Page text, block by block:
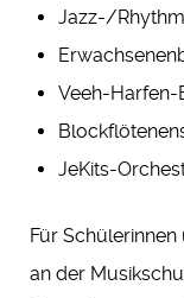
Jazz-/
Veeh-Harfen-
JeKits-
Für
an der